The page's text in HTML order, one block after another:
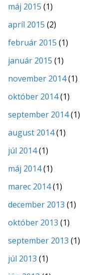
máj 2015 (1)
apríl 2015 (2)
február 2015 (1)
január 2015 (1)
november 2014(1)
október 2014(1)
september 2014(1)
august 2014(1)
júl 2014(1)
máj 2014(1)
marec 2014(1)
december 2013 (1)
október 2013 (1)
september 2013 (1)
júl 2013 (1)